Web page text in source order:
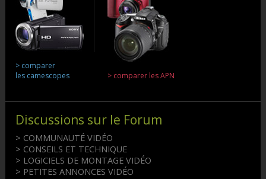
> comparer
les camescopes
> comparer les APN
Discussions sur le Forum
> COMMUNAUTÉ VIDÉO
> CONSEILS ET TECHNIQUE
> LOGICIELS DE MONTAGE VIDÉO
> PETITES ANNONCES VIDÉO